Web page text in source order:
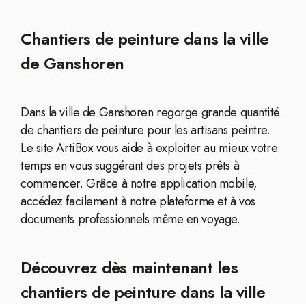
Chantiers de peinture dans la ville
de Ganshoren
Dans la ville de Ganshoren regorge grande quantité
de chantiers de peinture pour les artisans peintre.
Le site ArtiBox vous aide à exploiter au mieux votre
temps en vous suggérant des projets prêts à
commencer. Grâce à notre application mobile,
accédez facilement à notre plateforme et à vos
documents professionnels même en voyage.
Découvrez dès maintenant les
chantiers de peinture dans la ville